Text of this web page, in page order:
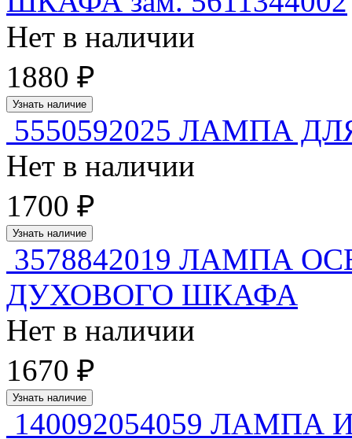
Нет в наличии
1880 ₽
Узнать наличие
5550592025 ЛАМПА
Нет в наличии
1700 ₽
Узнать наличие
3578842019 ЛАМПА
ДУХОВОГО ШКАФА
Нет в наличии
1670 ₽
Узнать наличие
140092054059